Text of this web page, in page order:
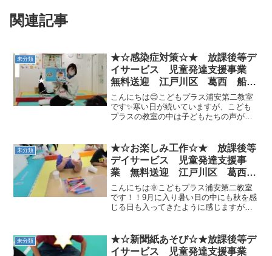
関連記事
未分類
★☆感染症対策☆★ 放課後等デ
イサービス 児童発達支援事業
無料送迎 江戸川区 葛西 船
堀 発達障がい 運動療育 放デ
イ 児発 ADHD 自閉症
こんにちは😊こどもプラス浦安第二教室
です✨寒い日が続いていますが、こども
プラスの教室の中は子どもたちの声が室
などに気を配りながら元気に過ごしてい
きたいと思います。本日の...
未分類
★☆お楽しみ工作☆★ 放課後等
デイサービス 児童発達支援事
業 無料送迎 江戸川区 葛西
船堀 発達障がい 運動療育 放
デイ 児発 ADHD 自閉症
こんにちは🌞こどもプラス浦安第二教室
です！！9月に入り暑い日の中にも秋を感
じる日も入ってきたように感じますが、
介いたします。今回の工作は紙コップを
使った「けん玉作り」で...
未分類
★☆新聞紙あそび☆★放課後等デ
イサービス 児童発達支援事業